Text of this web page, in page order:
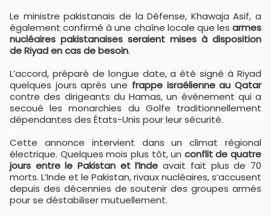
Le ministre pakistanais de la Défense, Khawaja Asif, a
également confirmé à une chaîne locale que les armes
nucléaires pakistanaises seraient mises à disposition
de Riyad en cas de besoin.
L’accord, préparé de longue date, a été signé à Riyad
quelques jours après une frappe israélienne au Qatar
contre des dirigeants du Hamas, un événement qui a
secoué les monarchies du Golfe traditionnellement
dépendantes des États-Unis pour leur sécurité.
Cette annonce intervient dans un climat régional
électrique. Quelques mois plus tôt, un conflit de quatre
jours entre le Pakistan et l’Inde avait fait plus de 70
morts. L’Inde et le Pakistan, rivaux nucléaires, s’accusent
depuis des décennies de soutenir des groupes armés
pour se déstabiliser mutuellement.